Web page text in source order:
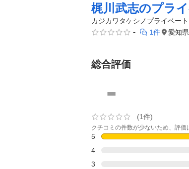
梶川武志のプラ
カジカワタケシノプライベー
- 1件 愛知
総合評価
-
(1件)
クチコミの件数が少ないため、評価
5
4
3